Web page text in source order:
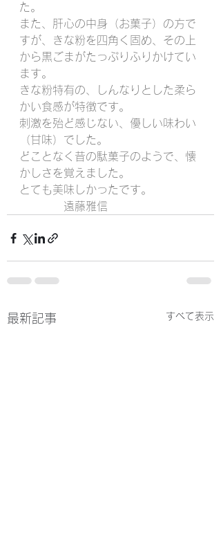
た。
また、肝心の中身（お菓子）の方で
すが、きな粉を四角く固め、その上
から黒ごまがたっぷりふりかけてい
ます。
きな粉特有の、しんなりとした柔ら
かい食感が特徴です。
刺激を殆ど感じない、優しい味わい
（甘味）でした。
どことなく昔の駄菓子のようで、懐
かしさを覚えました。
とても美味しかったです。
遠藤雅信
最新記事 すべて表示